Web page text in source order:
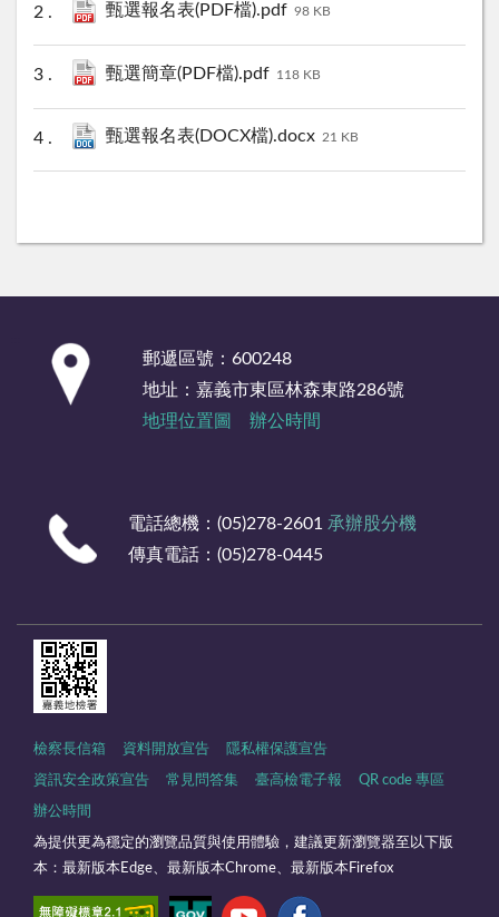
甄選報名表(PDF檔).pdf 98 KB
甄選簡章(PDF檔).pdf 118 KB
甄選報名表(DOCX檔).docx 21 KB
郵遞區號：600248
地址：嘉義市東區林森東路286號
地理位置圖
辦公時間
電話總機：(05)278-2601 承辦股分機
傳真電話：(05)278-0445
檢察長信箱 資料開放宣告 隱私權保護宣告
資訊安全政策宣告 常見問答集 臺高檢電子報 QR code 專區
辦公時間
為提供更為穩定的瀏覽品質與使用體驗，建議更新瀏覽器至以下版
本：最新版本Edge、最新版本Chrome、最新版本Firefox